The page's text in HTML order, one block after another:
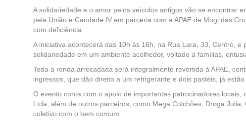
A solidariedade e o amor pelos veículos antigos vão se encontrar
pela União e Caridade IV em parceria com a APAE de Mogi das
com deficiência.
A iniciativa acontecerá das 10h às 16h, na Rua Lara, 33, Centro,
solidariedade em um ambiente acolhedor, voltado a famílias,
Toda a renda arrecadada será integralmente revertida à APAE,
ingressos, que dão direito a um refrigerante e dois pastéis, já
O evento conta com o apoio de importantes patrocinadores
Ltda, além de outros parceiros, como Mega Colchões, Droga
coletivo com o bem comum.